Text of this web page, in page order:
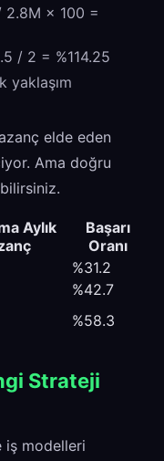
2.8M × 100 =
/ 2 = %114.25
yaklaşım
elde eden
Ama doğru
Aylık
Başarı
Oranı
%31.2
%42.7
%58.3
Strateji
iş modelleri